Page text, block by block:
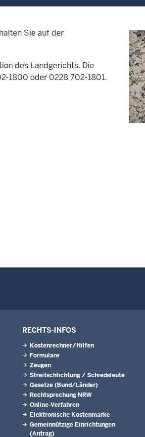
Sie auf der
des Landgerichts. Die
1800 oder 0228 702-1801.
RECHTS-INFOS
Kostenrechner/Hilfen
Formulare
Zeugen
Streitschlichtung / Schiedsleute
Gesetze (Bund/Länder)
Rechtsprechung NRW
Online-Verfahren
Elektronische Kostenmarke
Gemeinnützige Einrichtungen
(Antrag)